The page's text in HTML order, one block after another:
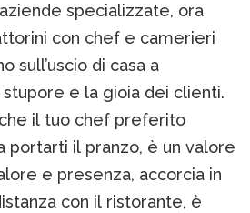
specializzate, ora
con chef e camerieri
sull’uscio di casa a
e la gioia dei clienti.
il tuo chef preferito
portarti il pranzo, è un valore
e presenza, accorcia in
con il ristorante, è